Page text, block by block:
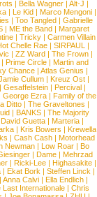
| Bella Wagner| Alt-J |
| Le Kid | Marco Mengoni |
| Too Tangled| Gabrielle
| ME the Band | Margaret
| Tricky| Carmen Villain
Chelle Rae| SIRPAUL
|
| ZZ Ward | The Frown |
| Prime Circle | Martin and
Chance | Atlas Genius |
Cullum | Kreuz Ost |
| Gesaffelstein | Percival |
George Ezra | Family of the
Ditto| The Graveltones |
| BANKS | The Majority
David Guetta | Marteria |
| Kris Bowers | Krewella
| Cash Cash| Motorhead
Newman | Low Roar | Bo
| Dame | Mehrzad
| Ricki-Lee | Highasakite |
| Ekat Bork | Steffen Linck |
| Anna Calvi | Ella Endlich |
Last Internationale| Chris